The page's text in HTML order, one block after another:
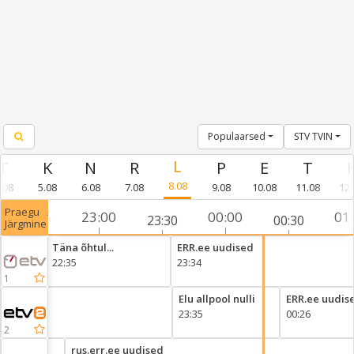
Populaarsed STV TVIN
5.08 6.08 7.08 8.08 9.08 10.08 11.08
Praegu⠀/
Järgmine
1
2
22:30 23:00 23:30 00:00 00:30
Täna õhtul...
22:35
ERR.ee uudised
23:34
Elu allpool nulli
23:35
ERR.ee
00:26
rus.err.ee uudised